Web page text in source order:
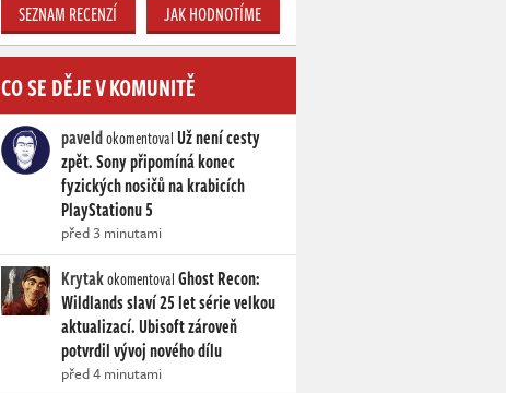
SEZNAM RECENZÍ JAK HODNOTÍME
CO SE DĚJE V KOMUNITĚ
paveldokomentovalUž není cesty
zpět. Sony připomíná konec
fyzických nosičů na krabicích
PlayStationu 5
před 3 minutami
KrytakokomentovalGhost Recon:
Wildlands slaví 25 let série velkou
aktualizací. Ubisoft zároveň
potvrdil vývoj nového dílu
před 4 minutami